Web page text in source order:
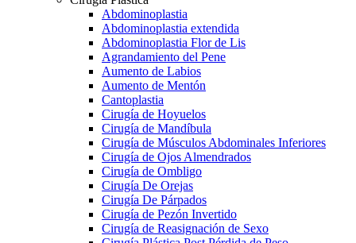
Abdominoplastia
Abdominoplastia extendida
Abdominoplastia Flor de Lis
Agrandamiento del Pene
Aumento de Labios
Aumento de Mentón
Cantoplastia
Cirugía de Hoyuelos
Cirugía de Mandíbula
Cirugía de Músculos Abdominales Inferiores
Cirugía de Ojos Almendrados
Cirugía de Ombligo
Cirugía De Orejas
Cirugía De Párpados
Cirugía de Pezón Invertido
Cirugía de Reasignación de Sexo